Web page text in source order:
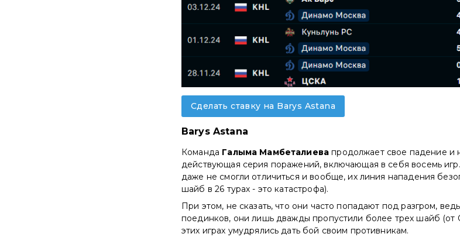
Сделать ставку на Barys Astana
Barys Astana
Команда Галыма Мамбеталиевапродолжает свое падение и
действующая серия поражений, включающая в себя восемь
даже не смогли отличиться и вообще, их линия нападения
шайб в 26 турах - это катастрофа).
При этом, не сказать, что они часто попадают под разгром,
поединков, они лишь дважды пропустили более трех шайб (от
этих играх умудрялись дать бой своим противникам.